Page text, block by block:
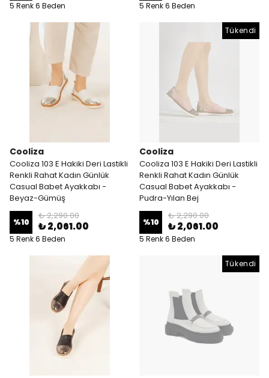
5 Renk 6 Beden 5 Renk 6 Beden
Cooliza
Cooliza 103 E Hakiki Deri Lastikli
Renkli Rahat Kadın Günlük
Casual Babet Ayakkabı -
Beyaz-Gümüş
%10
₺ 2,290.00
₺ 2,061.00
5 Renk 6 Beden
Tükendi
Cooliza
Cooliza 103 E Hakiki Deri Lastikli
Renkli Rahat Kadın Günlük
Casual Babet Ayakkabı -
Pudra-Yılan Bej
%10
₺ 2,290.00
₺ 2,061.00
5 Renk 6 Beden
Tükendi